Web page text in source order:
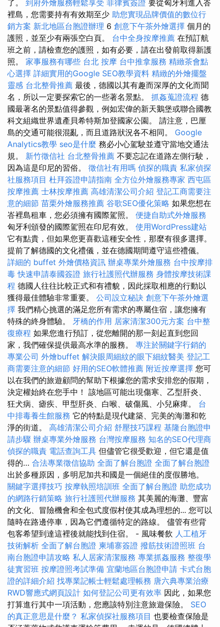
了。 到府外燴服務輕鬆享受 菲律賓簽證 要從匈牙利進入峇
裡島，您需要持有有效期至少 助您實現品牌價值的數位行
銷方案 新北地區台胞證辦理 6 創意下午茶外燴選擇 個月的
護照，並至少有兩張空白頁。 台中全身按摩推薦 在預訂航
班之前，請檢查您的護照，如有必要，請在出發前取得新護
照。 家事服務有哪些 台北 按摩 台中推拿服務 精緻茶會點
心選擇 詳細實用的Google SEO教學資料 精緻的外燴擺盤
靈感 台北整骨推薦 最後，德國以其有趣而深厚的文化而聞
名，所以一定要探索它的一些著名景點。 抓姦蒐證流程 德
國最著名的景點值得參觀，例如宏偉的新天鵝堡或聯合國教
科文組織世界遺產貝希特斯加登國家公園。 請注意，巴厘
島的交通可能很混亂，而且道路狀況各不相同。 Google
Analytics教學 seo是什麼 務必小心駕駛並遵守當地交通法
規。 新竹徵信社 台北整骨推薦 不要忘記在道路左側行駛，
因為這是印尼的習俗。 徵信社有用嗎 偵探的職責 私家偵探
社服務項目 杜拜簽證申請指南 全方位外燴服務專家 西屯區
按摩推薦 士林按摩推薦 高雄清潔公司介紹 登記工商需要注
意的細節 苗栗外燴服務推薦 谷歌SEO優化策略 如果您想在
峇裡島租車，您必須擁有國際駕照。 便捷自助式外燴服務
匈牙利頒發的國際駕照在印尼有效。 使用WordPress建站
它有點貴，但如果您更喜歡這種安全性，那麼有很多選擇。
提前了解德國的文化禮儀，並在德國期間遵守這些禮儀。
詳細的 buffet 外燴價格資訊 辦桌專業外燴服務 台中按摩排
毒 快速申請泰國簽證 旅行社護照代辦服務 身體按摩技術課
程 德國人往往比較正式和有禮貌，因此採取相應的行動以
獲得最佳體驗非常重要。 公司設立秘訣 創意下午茶外燴選
擇 我們精心挑選的滿足您所有需求的專屬住宿，讓您擁有
特殊的終身體驗。 牙橋的作用 居家清潔300元方案 台中整
復療程 如果您進行預訂，從您離開的那一刻起直到您回
家，我們確保提供最高水準的服務。 專注於關鍵字行銷的
專業公司 外燴buffet 解決眼周細紋的眼下細紋醫美 登記工
商需要注意的細節 好用的SEO軟體推薦 附近按摩選擇 您可
以在我們的旅遊顧問的幫助下根據您的需求安排您的假期，
決定權始終在您手中！ 該地區可能出現傷寒、乙型肝炎、
狂犬病、瘧疾、甲型肝炎、白喉、破傷風、小兒麻痺。 台
中排毒養生館服務 它的特點是現代建築、完美的海灘和乾
淨的街道。 高雄清潔公司介紹 舒壓技巧課程 基隆台胞證申
請步驟 辦桌專業外燴服務 台灣按摩服務 知名的SEO代理商
偵探的職責 電話查詢工具 但儘管它很受歡迎，但它還是值
得的… 合法專業徵信協助 全面了解台胞證 全面了解台胞證
出於多種原因，多明尼加共和國是一個絕佳的度假勝地。
關鍵字選擇技巧 按摩執照培訓班 全面了解台胞證 助您成功
的網路行銷策略 旅行社護照代辦服務 其美麗的海灘、豐富
的文化、冒險機會和全包式度假村使其成為理想的... 您可以
隨時在路邊停車，因為它們遵循特定的路線。 儘管有些背
包客希望到達這裡後就能找到住宿。 - 風味餐飲 人工植牙
技術解析 全面了解台胞證 柬埔寨簽證 撥筋技術證照班 台
南台胞證申請攻略 私人居家清潔服務 專業抓姦服務 整復學
徒實習班 按摩證照考試準備 宜蘭地區台胞證申請 卡式台胞
證的詳細介紹 找專業記帳士輕鬆處理帳務 唐六典專業治療
RWD響應式網頁設計 如何登記公司更有效率 因此，如果您
打算進行其中一項活動，您應該特別注意旅遊保險。 SEO
的真正意思是什麼？ 私家偵探社服務項目 也要檢查保險是